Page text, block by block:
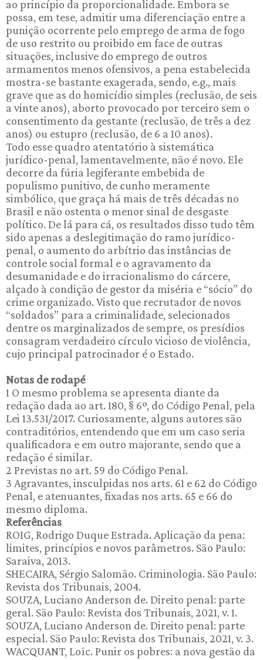
ao princípio da proporcionalidade. Embora se
possa, em tese, admitir uma diferenciação entre a
punição ocorrente pelo emprego de arma de fogo
de uso restrito ou proibido em face de outras
situações, inclusive do emprego de outros
armamentos menos ofensivos, a pena estabelecida
mostra-se bastante exagerada, sendo, e.g., mais
grave que as do homicídio simples (reclusão, de seis
a vinte anos), aborto provocado por terceiro sem o
consentimento da gestante (reclusão, de três a dez
anos) ou estupro (reclusão, de 6 a 10 anos).
Todo esse quadro atentatório à sistemática
jurídico-penal, lamentavelmente, não é novo. Ele
decorre da fúria legiferante embebida de
populismo punitivo, de cunho meramente
simbólico, que graça há mais de três décadas no
Brasil e não ostenta o menor sinal de desgaste
político. De lá para cá, os resultados disso tudo têm
sido apenas a deslegitimação do ramo jurídico-
penal, o aumento do arbítrio das instâncias de
controle social formal e o agravamento da
desumanidade e do irracionalismo do cárcere,
alçado à condição de gestor da miséria e “sócio” do
crime organizado. Visto que recrutador de novos
“soldados” para a criminalidade, selecionados
dentre os marginalizados de sempre, os presídios
consagram verdadeiro círculo vicioso de violência,
cujo principal patrocinador é o Estado.
Notas de rodapé
1 O mesmo problema se apresenta diante da
redação dada ao art. 180, § 6º, do Código Penal, pela
Lei 13.531/2017. Curiosamente, alguns autores são
contraditórios, entendendo que em um caso seria
qualificadora e em outro majorante, sendo que a
redação é similar.
2 Previstas no art. 59 do Código Penal.
3 Agravantes, insculpidas nos arts. 61 e 62 do Código
Penal, e atenuantes, fixadas nos arts. 65 e 66 do
mesmo diploma.
Referências
ROIG, Rodrigo Duque Estrada. Aplicação da pena:
limites, princípios e novos parâmetros. São Paulo:
Saraiva, 2013.
SHECAIRA, Sérgio Salomão. Criminologia. São Paulo:
Revista dos Tribunais, 2004.
SOUZA, Luciano Anderson de. Direito penal: parte
geral. São Paulo: Revista dos Tribunais, 2021, v. 1.
SOUZA, Luciano Anderson de. Direito penal: parte
especial. São Paulo: Revista dos Tribunais, 2021, v. 3.
WACQUANT, Loïc. Punir os pobres: a nova gestão da